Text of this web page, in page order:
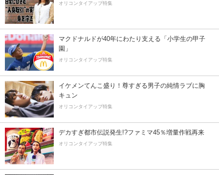
オリコンタイアップ特集
マクドナルドが40年にわたり支える「小学生の甲子
園」
オリコンタイアップ特集
イケメンてんこ盛り！尊すぎる男子の純情ラブに胸
キュン
オリコンタイアップ特集
デカすぎ都市伝説発生!?ファミマ45％増量作戦再来
オリコンタイアップ特集